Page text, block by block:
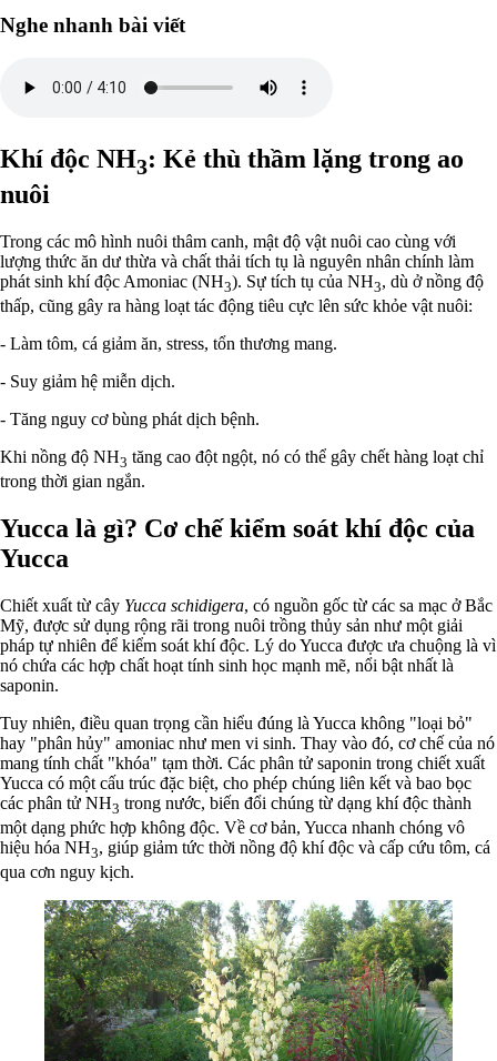
Nghe nhanh bài viết
Khí độc NH3: Kẻ thù thầm lặng trong ao
nuôi
Trong các mô hình nuôi thâm canh, mật độ vật nuôi cao cùng với
lượng thức ăn dư thừa và chất thải tích tụ là nguyên nhân chính làm
phát sinh khí độc Amoniac (NH3). Sự tích tụ của NH3, dù ở nồng độ
thấp, cũng gây ra hàng loạt tác động tiêu cực lên sức khỏe vật nuôi:
- Làm tôm, cá giảm ăn, stress, tổn thương mang.
- Suy giảm hệ miễn dịch.
- Tăng nguy cơ bùng phát dịch bệnh.
Khi nồng độ NH3 tăng cao đột ngột, nó có thể gây chết hàng loạt chỉ
trong thời gian ngắn.
Yucca là gì? Cơ chế kiểm soát khí độc của
Yucca
Chiết xuất từ cây Yucca schidigera, có nguồn gốc từ các sa mạc ở Bắc
Mỹ, được sử dụng rộng rãi trong nuôi trồng thủy sản như một giải
pháp tự nhiên để kiểm soát khí độc. Lý do Yucca được ưa chuộng là vì
nó chứa các hợp chất hoạt tính sinh học mạnh mẽ, nổi bật nhất là
saponin.
Tuy nhiên, điều quan trọng cần hiểu đúng là Yucca không "loại bỏ"
hay "phân hủy" amoniac như men vi sinh. Thay vào đó, cơ chế của nó
mang tính chất "khóa" tạm thời. Các phân tử saponin trong chiết xuất
Yucca có một cấu trúc đặc biệt, cho phép chúng liên kết và bao bọc
các phân tử NH3 trong nước, biến đổi chúng từ dạng khí độc thành
một dạng phức hợp không độc. Về cơ bản, Yucca nhanh chóng vô
hiệu hóa NH3, giúp giảm tức thời nồng độ khí độc và cấp cứu tôm, cá
qua cơn nguy kịch.